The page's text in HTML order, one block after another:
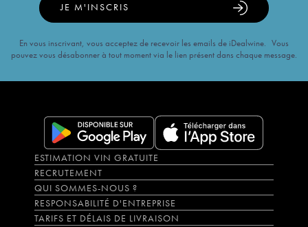
JE M'INSCRIS
En vous inscrivant, vous acceptez de recevoir les emails de iDealwine. Vous
pouvez vous désabonner à tout moment via le lien présent dans chaque message.
ESTIMATION VIN GRATUITE
RECRUTEMENT
QUI SOMMES-NOUS ?
RESPONSABILITÉ D'ENTREPRISE
TARIFS ET DÉLAIS DE LIVRAISON